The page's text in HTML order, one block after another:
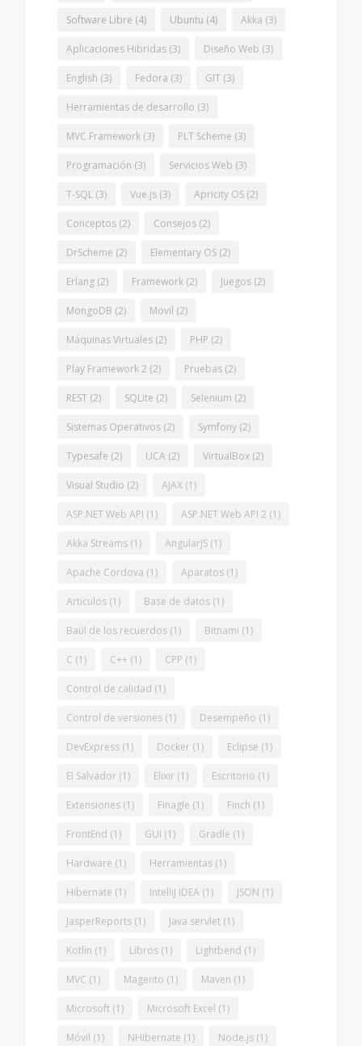
Software Libre (4) Ubuntu (4) Akka (3)
Aplicaciones Hibridas (3) Diseño Web (3)
English (3) Fedora (3) GIT (3)
Herramientas de desarrollo (3)
MVC Framework (3) PLT Scheme (3)
Programación (3) Servicios Web (3)
T-SQL (3) Vue.js (3) Apricity OS (2)
Conceptos (2) Consejos (2)
DrScheme (2) Elementary OS (2)
Erlang (2) Framework (2) Juegos (2)
MongoDB (2) Movil (2)
Máquinas Virtuales (2) PHP (2)
Play Framework 2 (2) Pruebas (2)
REST (2) SQLite (2) Selenium (2)
Sistemas Operativos (2) Symfony (2)
Typesafe (2) UCA (2) VirtualBox (2)
Visual Studio (2) AJAX (1)
ASP.NET Web API (1) ASP.NET Web API 2 (1)
Akka Streams (1) AngularJS (1)
Apache Cordova (1) Aparatos (1)
Articulos (1) Base de datos (1)
Baúl de los recuerdos (1) Bitnami (1)
C (1) C++ (1) CPP (1)
Control de calidad (1)
Control de versiones (1) Desempeño (1)
DevExpress (1) Docker (1) Eclipse (1)
El Salvador (1) Elixir (1) Escritorio (1)
Extensiones (1) Finagle (1) Finch (1)
FrontEnd (1) GUI (1) Gradle (1)
Hardware (1) Herramientas (1)
Hibernate (1) IntelliJ IDEA (1) JSON (1)
JasperReports (1) Java servlet (1)
Kotlin (1) Libros (1) Lightbend (1)
MVC (1) Magento (1) Maven (1)
Microsoft (1) Microsoft Excel (1)
Móvil (1) NHibernate (1) Node.js (1)